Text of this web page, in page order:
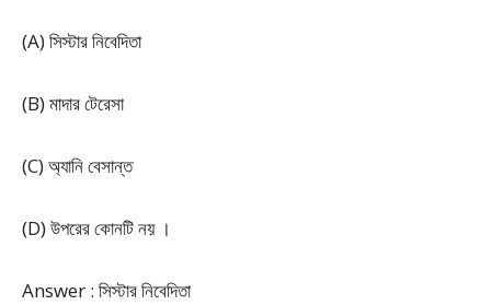
(A) সিস্টার নিবেদিতা
(B) মাদার টেরেসা
(C) অ্যানি বেসান্ত
(D) উপরের কোনটি নয় ।
Answer : সিস্টার নিবেদিতা